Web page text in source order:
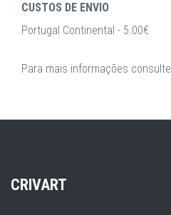
CUSTOS DE ENVIO
Portugal Continental - 5.00€
Para mais informações consulte
CRIVART